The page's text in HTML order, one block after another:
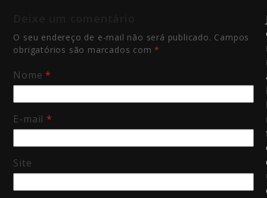
O seu endereço de e-mail não será publicado. Campos
obrigatórios são marcados com*
Nome*
E-mail*
Site